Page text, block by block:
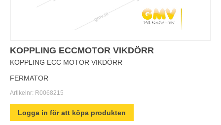
KOPPLING ECCMOTOR VIKDÖRR
KOPPLING ECC MOTOR VIKDÖRR
FERMATOR
Artikelnr: R0068215
Logga in för att köpa produkten